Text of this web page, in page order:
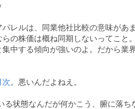
レルは、同業他社比較の意味があ
の株価は概ね同期しないってこと
中する傾向が強いのよ。だから業
次 。悪いんだよねえ。
る状態なんだが何かこう、腑に落